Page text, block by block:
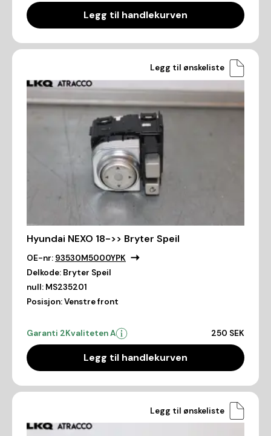
Legg til handlekurven
Legg til ønskeliste
Hyundai NEXO 18->> Bryter Speil
OE-nr: 93530M5000YPK
Delkode: Bryter Speil
null: MS235201
Posisjon:Venstre front
Garanti 2Kvaliteten A 250 SEK
Legg til handlekurven
Legg til ønskeliste